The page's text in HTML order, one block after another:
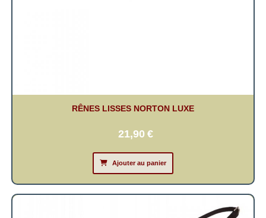
RÊNES LISSES NORTON LUXE
21,90 €
Ajouter au panier